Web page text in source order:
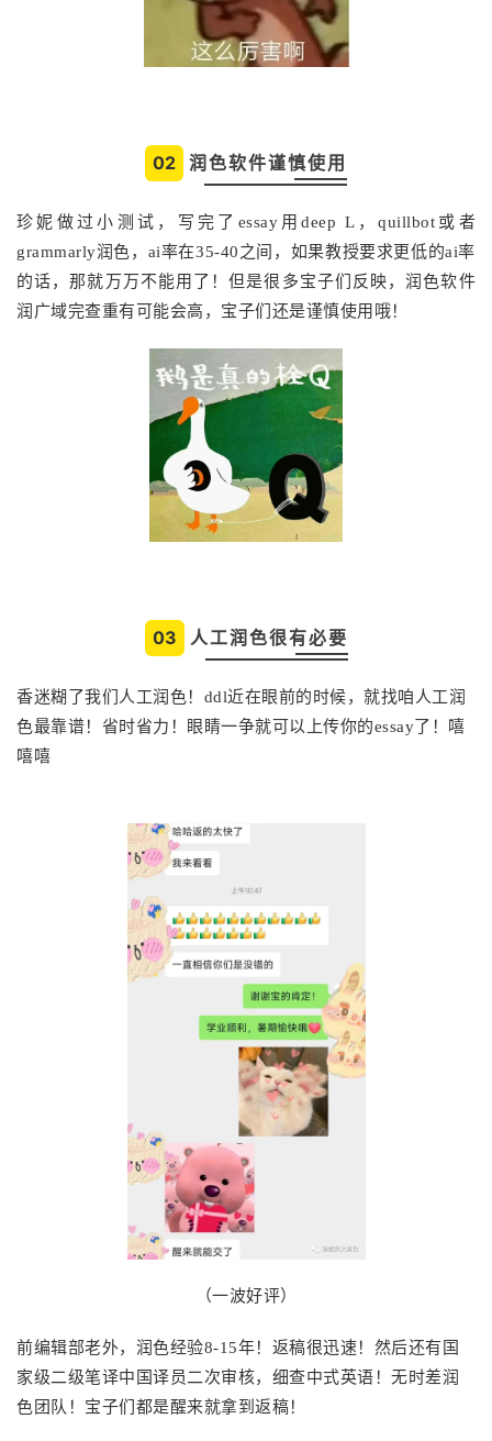
02 润色软件谨慎使用
珍妮做过小测试，写完了essay用deep L，quillbot或者
grammarly润色，ai率在35-40之间，如果教授要求更低的ai率
的话，那就万万不能用了！但是很多宝子们反映，润色软件
润广域完查重有可能会高，宝子们还是谨慎使用哦！
03 人工润色很有必要
香迷糊了我们人工润色！ddl近在眼前的时候，就找咱人工润
色最靠谱！省时省力！眼睛一争就可以上传你的essay了！嘻
嘻嘻
（一波好评）
前编辑部老外，润色经验8-15年！返稿很迅速！然后还有国
家级二级笔译中国译员二次审核，细查中式英语！无时差润
色团队！宝子们都是醒来就拿到返稿！